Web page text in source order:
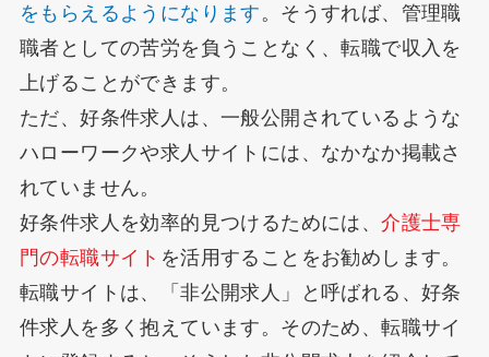
をもらえるようになります 。そうすれば、管理職
職者としての苦労を負うことなく、転職で収入を
上げることができます。
ただ、好条件求人は、一般公開されているような
ハローワークや求人サイトには、なかなか掲載さ
れていません。
好条件求人を効率的見つけるためには、介護士専
門の転職サイト を活用することをお勧めします。
転職サイトは、「非公開求人」と呼ばれる、好条
件求人を多く抱えています。そのため、転職サイ